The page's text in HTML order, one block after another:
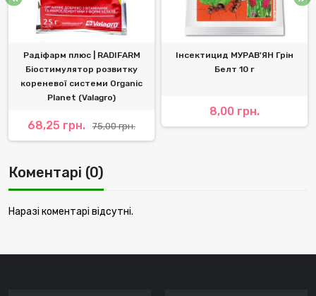
Радіфарм плюс | RADIFARM
Біостимулятор розвитку
кореневої системи Organic
Planet (Valagro)
68,25 грн. 75,00 грн.
Інсектицид МУРАВ'ЯН Грін
Белт 10 г
8,00 грн.
Коментарі (0)
Наразі коментарі відсутні.